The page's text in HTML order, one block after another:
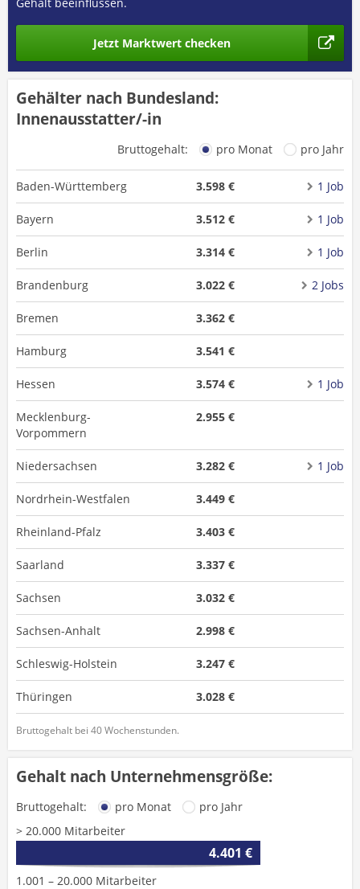
Jetzt Marktwert checken
Gehälter nach Bundesland:
Innenausstatter/-in
Bruttogehalt: pro Monat pro Jahr
Baden-Württemberg 3.598 € 1 Job
Bayern 3.512 € 1 Job
Berlin 3.314 € 1 Job
Brandenburg 3.022 € 2 Jobs
Bremen 3.362 €
Hamburg 3.541 €
Hessen 3.574 € 1 Job
Mecklenburg-
Vorpommern
2.955 €
Niedersachsen 3.282 € 1 Job
Nordrhein-Westfalen 3.449 €
Rheinland-Pfalz 3.403 €
Saarland 3.337 €
Sachsen 3.032 €
Sachsen-Anhalt 2.998 €
Schleswig-Holstein 3.247 €
Thüringen 3.028 €
Bruttogehalt bei 40 Wochenstunden.
Gehalt nach Unternehmensgröße:
Bruttogehalt: pro Monat
pro Jahr
> 20.000 Mitarbeiter
4.401 €
1.001 – 20.000 Mitarbeiter